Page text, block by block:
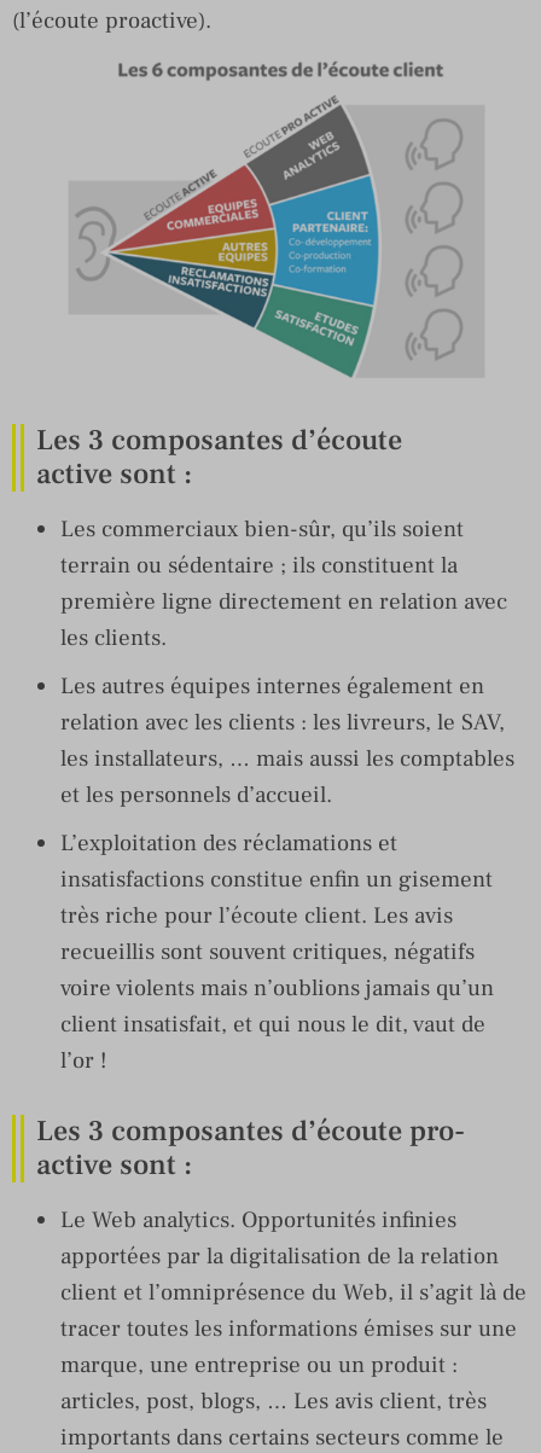
(l’écoute proactive).
Les 3 composantes d’écoute
active sont :
Les commerciaux bien-sûr, qu’ils soient
terrain ou sédentaire ; ils constituent la
première ligne directement en relation avec
les clients.
Les autres équipes internes également en
relation avec les clients : les livreurs, le SAV,
les installateurs, … mais aussi les comptables
et les personnels d’accueil.
L’exploitation des réclamations et
insatisfactions constitue enfin un gisement
très riche pour l’écoute client. Les avis
recueillis sont souvent critiques, négatifs
voire violents mais n’oublions jamais qu’un
client insatisfait, et qui nous le dit, vaut de
l’or !
Les 3 composantes d’écoute pro-
active sont :
Le Web analytics. Opportunités infinies
apportées par la digitalisation de la relation
client et l’omniprésence du Web, il s’agit là de
tracer toutes les informations émises sur une
marque, une entreprise ou un produit :
articles, post, blogs, … Les avis client, très
importants dans certains secteurs comme le